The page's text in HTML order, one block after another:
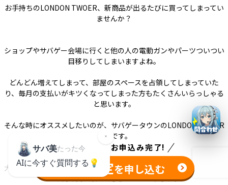
お手持ちのLONDON TWOER、新商品が出るたびに買ってしまってい
ませんか？
ショップやサバゲー会場に行くと他の人の電動ガンやパーツついつい
目移りしてしまいますよね。
どんどん増えてしまって、部屋のスペースを占領してしまっていた
り、毎月の支払いがキツくなってしまった方もたくさんいらっしゃる
と思います。
そんな時にオススメしたいのが、サバゲータウンのLONDON TWOER
買取です。
大切なLONDON TWOERを売る時はしっかり査定してもらい、できる
だけ高く買い取ってもらいたいですよね。
たった でお申込み完了!
無料査定を申し込む